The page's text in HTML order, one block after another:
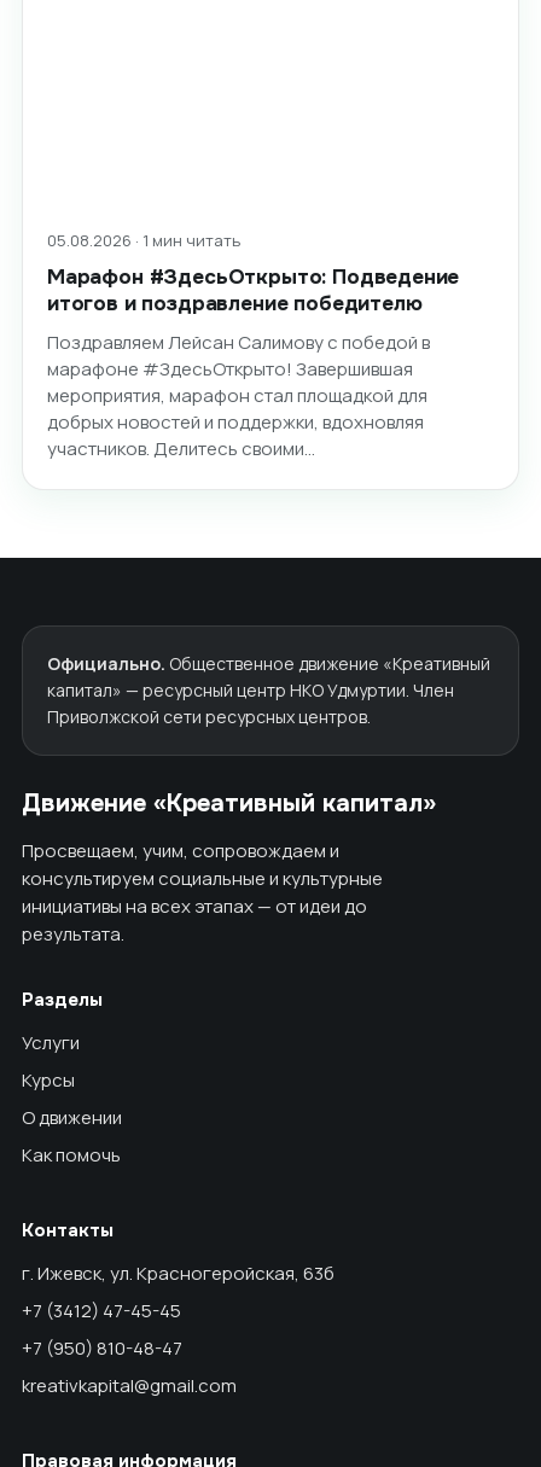
05.08.2026 · 1 мин читать
Марафон #ЗдесьОткрыто: Подведение
итогов и поздравление победителю
Поздравляем Лейсан Салимову с победой в
марафоне #ЗдесьОткрыто! Завершившая
мероприятия, марафон стал площадкой для
добрых новостей и поддержки, вдохновляя
участников. Делитесь своими…
Официально. Общественное движение «Креативный
капитал» — ресурсный центр НКО Удмуртии. Член
Приволжской сети ресурсных центров.
Движение «Креативный капитал»
Просвещаем, учим, сопровождаем и
консультируем социальные и культурные
инициативы на всех этапах — от идеи до
результата.
Разделы
Услуги
Курсы
О движении
Как помочь
Контакты
г. Ижевск, ул. Красногеройская, 63б
+7 (3412) 47-45-45
+7 (950) 810-48-47
kreativkapital@gmail.com
Правовая информация